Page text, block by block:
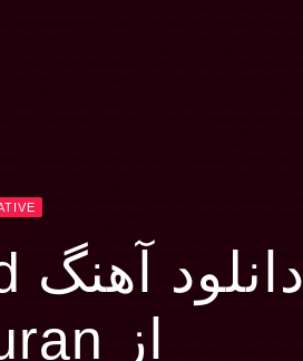
دانلود آهنگ Ordinary World
از Duran Duran